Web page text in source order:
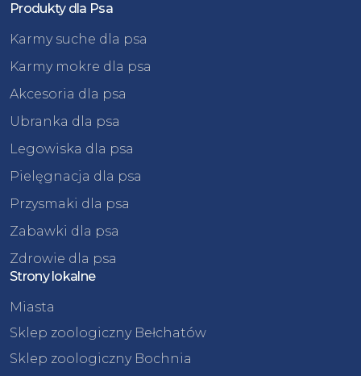
Produkty dla Psa
Karmy suche dla psa
Karmy mokre dla psa
Akcesoria dla psa
Ubranka dla psa
Legowiska dla psa
Pielęgnacja dla psa
Przysmaki dla psa
Zabawki dla psa
Zdrowie dla psa
Strony lokalne
Miasta
Sklep zoologiczny Bełchatów
Sklep zoologiczny Bochnia